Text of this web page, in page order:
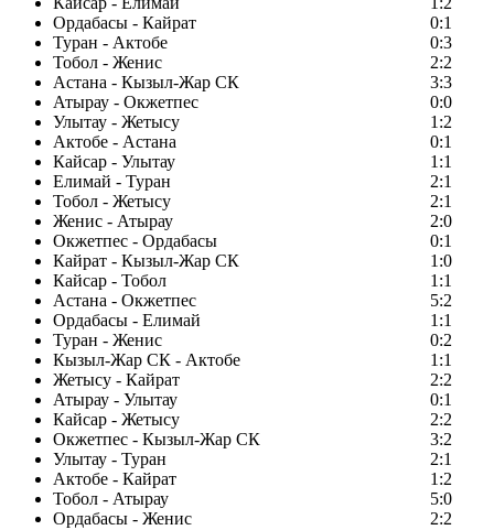
Ордабасы - Кайрат
0:1
Туран - Актобе
0:3
Тобол - Женис
2:2
Астана - Кызыл-Жар СК
3:3
Атырау - Окжетпес
0:0
Улытау - Жетысу
1:2
Актобе - Астана
0:1
Кайсар - Улытау
1:1
Елимай - Туран
2:1
Тобол - Жетысу
2:1
Женис - Атырау
2:0
Окжетпес - Ордабасы
0:1
Кайрат - Кызыл-Жар СК
1:0
Кайсар - Тобол
1:1
Астана - Окжетпес
5:2
Ордабасы - Елимай
1:1
Туран - Женис
0:2
Кызыл-Жар СК - Актобе
1:1
Жетысу - Кайрат
2:2
Атырау - Улытау
0:1
Кайсар - Жетысу
2:2
Окжетпес - Кызыл-Жар СК
3:2
Улытау - Туран
2:1
Актобе - Кайрат
1:2
Тобол - Атырау
5:0
Ордабасы - Женис
2:2